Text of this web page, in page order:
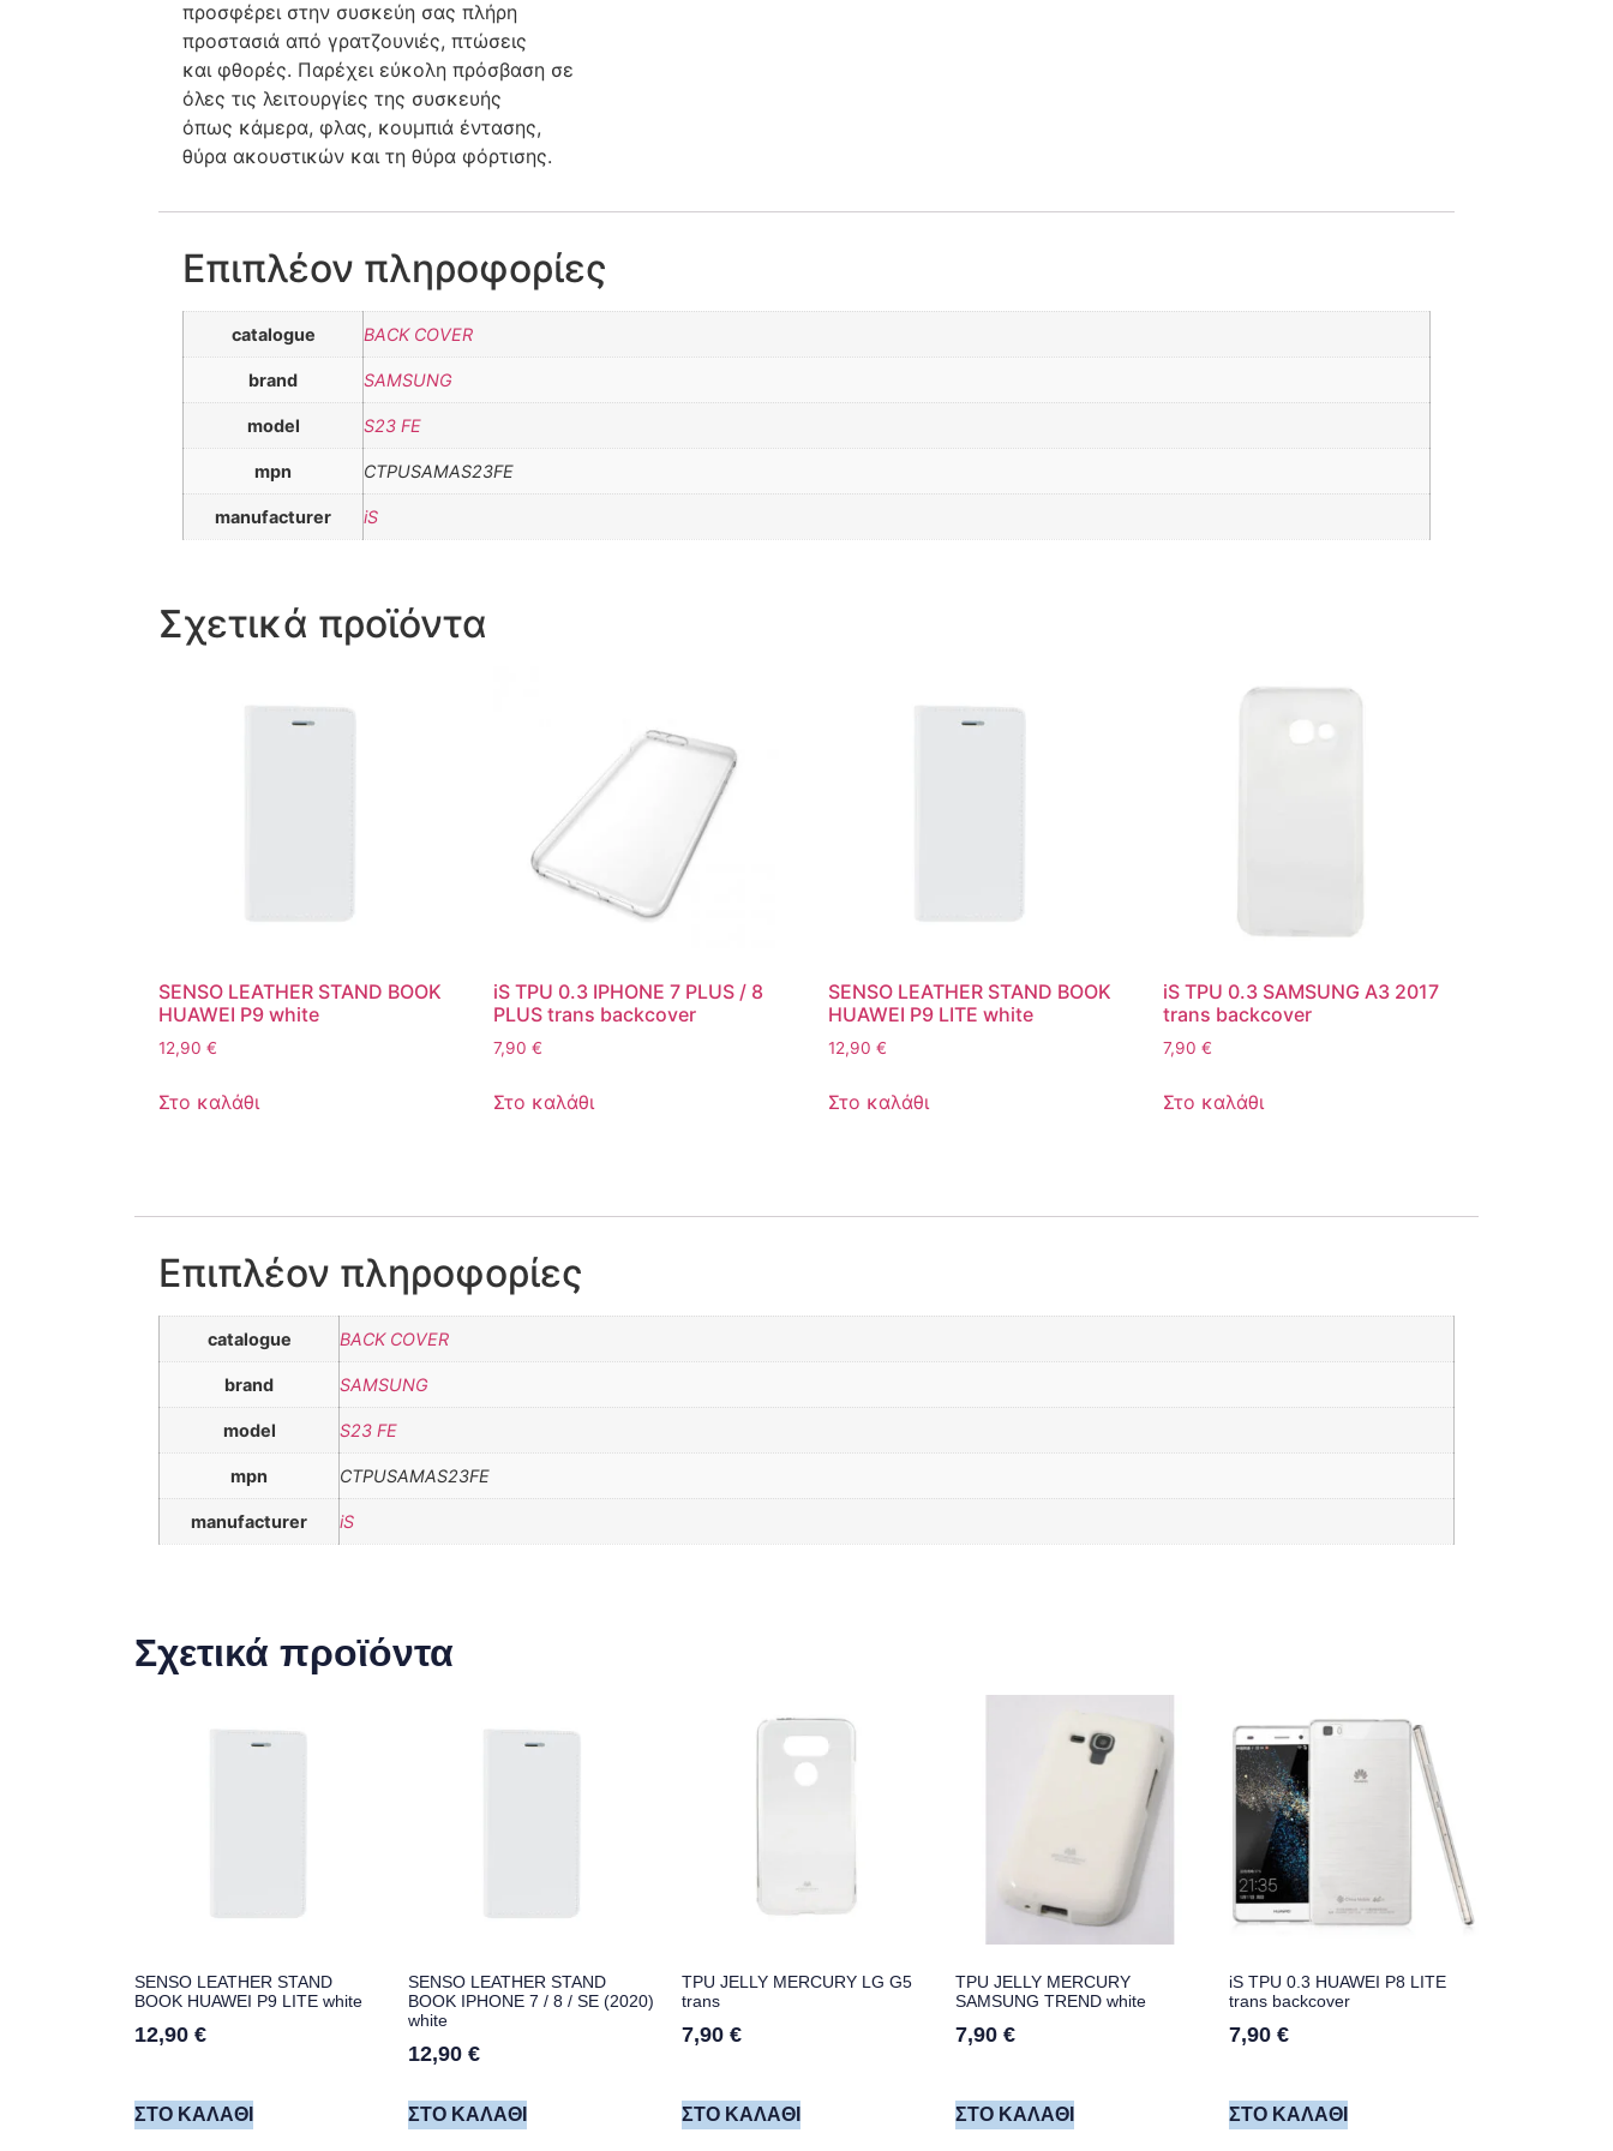
προσφέρει στην συσκεύη σας πλήρη
προστασιά από γρατζουνιές, πτώσεις
και φθορές. Παρέχει εύκολη πρόσβαση σε
όλες τις λειτουργίες της συσκευής
όπως κάμερα, φλας, κουμπιά έντασης,
θύρα ακουστικών και τη θύρα φόρτισης.
Επιπλέον πληροφορίες
catalogue BACK COVER
brand SAMSUNG
model S23 FE
mpn CTPUSAMAS23FE
manufacturer iS
Σχετικά προϊόντα
SENSO LEATHER STAND BOOK
HUAWEI P9 white
12,90 €
Στο καλάθι
iS TPU 0.3 IPHONE 7 PLUS / 8
PLUS trans backcover
7,90€
Στο καλάθι
SENSO LEATHER STAND BOOK
HUAWEI P9 LITE white
12,90€
Στο καλάθι
iS TPU 0.3 SAMSUNG A3 2017
trans backcover
7,90€
Στο καλάθι
Επιπλέον πληροφορίες
catalogue BACK COVER
brand SAMSUNG
model S23 FE
mpn CTPUSAMAS23FE
manufacturer iS
Σχετικά προϊόντα
SENSO LEATHER STAND
BOOK HUAWEI P9 LITE white
12,90 €
ΣΤΟ ΚΑΛΆΘΙ
SENSO LEATHER STAND
BOOK IPHONE 7 / 8 / SE (2020)
white
12,90 €
ΣΤΟ ΚΑΛΆΘΙ
TPU JELLY MERCURY LG G5
trans
7,90 €
ΣΤΟ ΚΑΛΆΘΙ
TPU JELLY MERCURY
SAMSUNG TREND white
7,90 €
ΣΤΟ ΚΑΛΆΘΙ
iS TPU 0.3 HUAWEI P8 LITE
trans backcover
7,90 €
ΣΤΟ ΚΑΛΆΘΙ